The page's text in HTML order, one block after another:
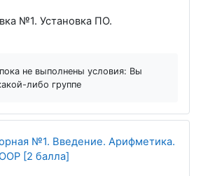
№1. Установка ПО.
не выполнены условия: Вы
либо группе
№1. Введение. Арифметика.
[2 балла]